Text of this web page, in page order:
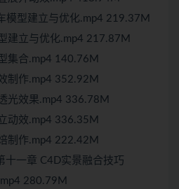
模型建立与优化.mp4 219.37M
建立与优化.mp4 217.87M
集合.mp4 140.76M
制作.mp4 352.92M
光效果.mp4 336.78M
动效.mp4 336.35M
制作.mp4 222.42M
十一章 C4D实景融合技巧
280.79M